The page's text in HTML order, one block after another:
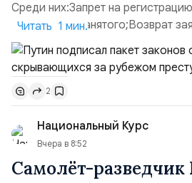
Среди них:Запрет на
ИП или самозанятого;Возврат
недвижимости на кадастровый
водительских прав;Запрет
средств и на заключение сделок
доверенности;Отказ в
договора, предоставлении
муниципальных услуг онл...
Читать 1 мин.
2
Национальный Курс
Вчера в 8:52
Самолёт-